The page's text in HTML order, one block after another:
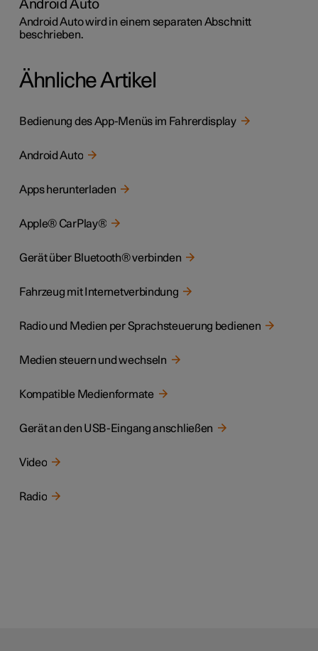
Android Auto
Android Auto wird in einem separaten Abschnitt
beschrieben.
Ähnliche Artikel
Bedienung des App-Menüs im Fahrerdisplay
Android Auto
Apps herunterladen
Apple® CarPlay®
Gerät über Bluetooth® verbinden
Fahrzeug mit Internetverbindung
Radio und Medien per Sprachsteuerung bedienen
Medien steuern und wechseln
Kompatible Medienformate
Gerät an den USB-Eingang anschließen
Video
Radio